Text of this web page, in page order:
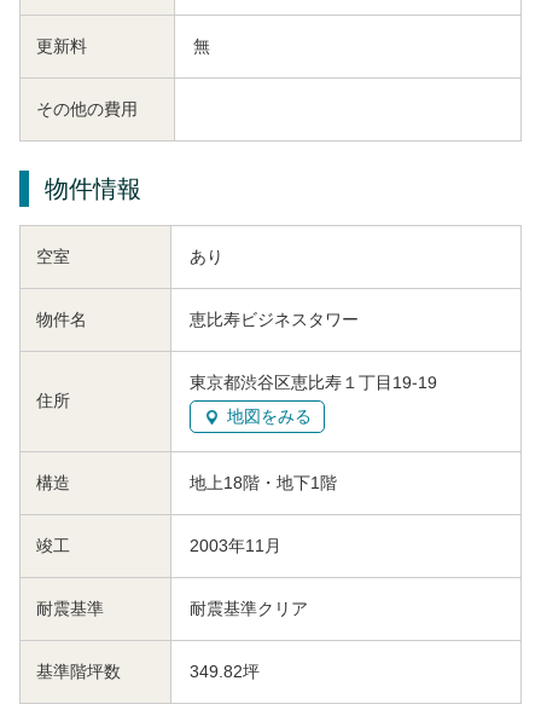
更新料 無
その他の費用
物件情報
空室 あり
物件名 恵比寿ビジネスタワー
住所
東京都渋谷区恵比寿１丁目19-19
地図をみる
構造 地上18階・地下1階
竣工 2003年11月
耐震基準 耐震基準クリア
基準階坪数 349.82坪